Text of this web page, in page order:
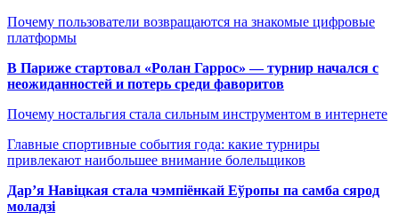
Почему пользователи возвращаются на знакомые цифровые
платформы
В Париже стартовал «Ролан Гаррос» — турнир начался с
неожиданностей и потерь среди фаворитов
Почему ностальгия стала сильным инструментом в интернете
Главные спортивные события года: какие турниры
привлекают наибольшее внимание болельщиков
Дар’я Навіцкая стала чэмпіёнкай Еўропы па самба сярод
моладзі